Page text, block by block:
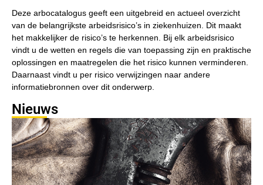
Deze arbocatalogus geeft een uitgebreid en actueel overzicht
van de belangrijkste arbeidsrisico’s in ziekenhuizen. Dit maakt
het makkelijker de risico’s te herkennen. Bij elk arbeidsrisico
vindt u de wetten en regels die van toepassing zijn en praktische
oplossingen en maatregelen die het risico kunnen verminderen.
Daarnaast vindt u per risico verwijzingen naar andere
informatiebronnen over dit onderwerp.
Nieuws